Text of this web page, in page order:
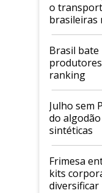
o
brasileiras
semestre
Brasil bate
produtores
ranking
Julho sem
do
sintéticas
Frimesa
kits
diversificar